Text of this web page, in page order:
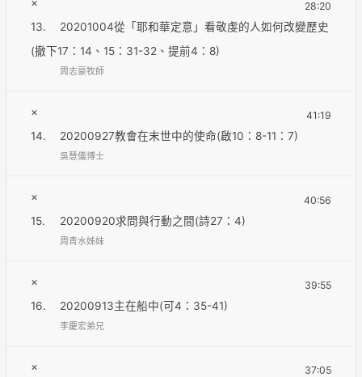
13.
20201004從「耶和華定意」看敬虔的人如何改變歷史
(撤下17：14、15：31-32、提前4：8)
28:20
周志豪牧師
×
14.
20200927教會在末世中的使命(啟10：8-11：7)
41:19
吳慧儀博士
×
15.
20200920求問與行動之間(詩27：4)
40:56
周青水姊妹
×
16.
20200913主在船中(可4：35-41)
39:55
李慶宏弟兄
×
37:05